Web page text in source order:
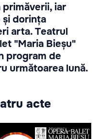
primăverii, iar
și dorința
arta. Teatrul
"Maria Bieșu"
program de
următoarea lună.
acte